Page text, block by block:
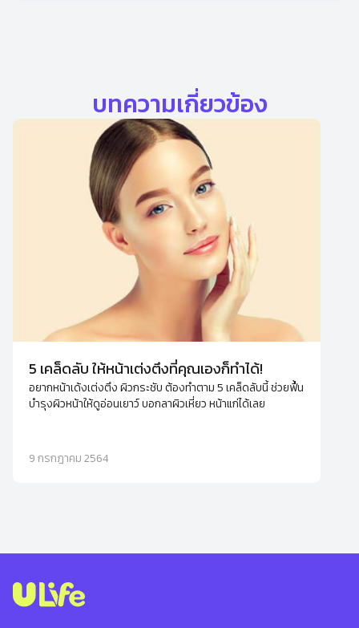
บทความเกี่ยวข้อง
5 เคล็ดลับ ให้หน้าเต่งตึงที่คุณเองก็ทำได้!
อยากหน้าเด้งเต่งตึง ผิวกระชับ ต้องทำตาม 5 เคล็ดลับนี้ ช่วยฟื้น
บำรุงผิวหน้าให้ดูอ่อนเยาว์ บอกลาผิวเหี่ยว หน้าแก่ได้เลย
9 กรกฎาคม 2564